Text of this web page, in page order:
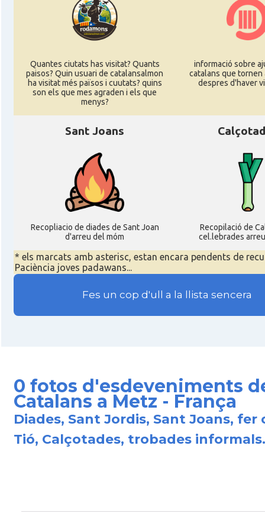
Quantes ciutats has visitat? Quants
paisos? Quin usuari de catalansalmon
ha visitat més països i cuutats? quins
son els que mes agraden i els que
menys?
informació sobre
catalans que tornen
despres d'haver
Sant Joans
Recopliacio de diades de Sant Joan
d'arreu del móm
Recopilació de
cel.lebrades
* els marcats amb asterisc, estan encara pendents de
Paciència joves padawans...
Fes un cop d'ull a la llista sencera
0 fotos d'esdeveniments
Catalans a Metz - França
Diades, Sant Jordis, Sant Joans, fer
Tió, Calçotades, trobades